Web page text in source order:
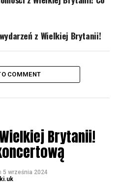
z Wielkiej Brytanii!
COMMENT
Brytanii!
5 września 2024